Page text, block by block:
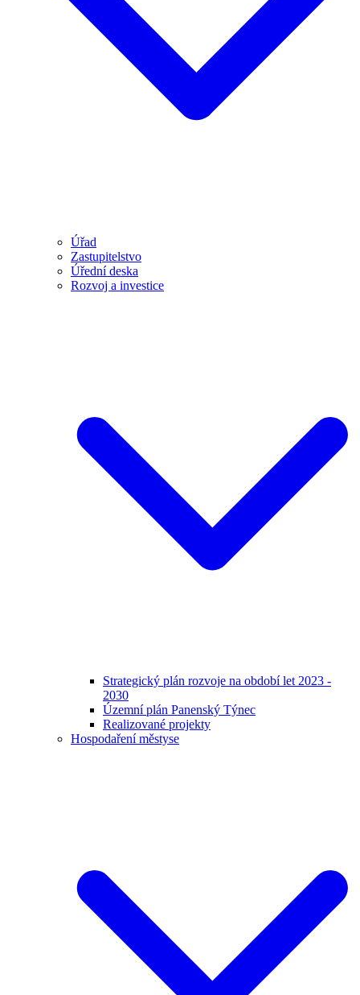
Úřad
Zastupitelstvo
Úřední deska
Rozvoj a investice
Strategický plán rozvoje na období let 2023 -
2030
Územní plán Panenský Týnec
Realizované projekty
Hospodaření městyse